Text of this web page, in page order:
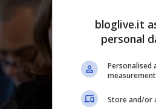
bloglive.it
personal
Personalised
Store and/or